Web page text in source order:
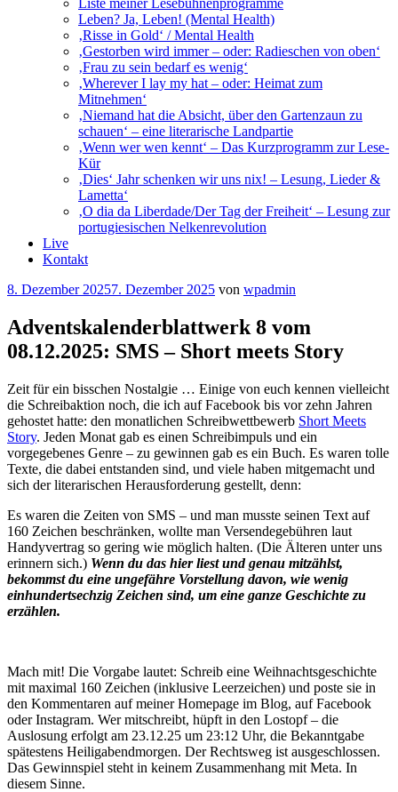
Liste meiner Lesebühnenprogramme
Leben? Ja, Leben! (Mental Health)
‚Risse in Gold‘ / Mental Health
‚Gestorben wird immer – oder: Radieschen von oben‘
‚Frau zu sein bedarf es wenig‘
‚Wherever I lay my hat – oder: Heimat zum
Mitnehmen‘
‚Niemand hat die Absicht, über den Gartenzaun zu
schauen‘ – eine literarische Landpartie
‚Wenn wer wen kennt‘ – Das Kurzprogramm zur Lese-
Kür
‚Dies‘ Jahr schenken wir uns nix! – Lesung, Lieder &
Lametta‘
‚O dia da Liberdade/Der Tag der Freiheit‘ – Lesung zur
portugiesischen Nelkenrevolution
Live
Kontakt
Veröffentlicht
8. Dezember 20257. Dezember 2025 von wpadmin
Adventskalenderblattwerk 8 vom
08.12.2025: SMS – Short meets Story
Zeit für ein bisschen Nostalgie … Einige von euch kennen vielleicht
die Schreibaktion noch, die ich auf Facebook bis vor zehn Jahren
gehostet hatte: den monatlichen Schreibwettbewerb Short Meets
Story. Jeden Monat gab es einen Schreibimpuls und ein
vorgegebenes Genre – zu gewinnen gab es ein Buch. Es waren tolle
Texte, die dabei entstanden sind, und viele haben mitgemacht und
sich der literarischen Herausforderung gestellt, denn:
Es waren die Zeiten von SMS – und man musste seinen Text auf
160 Zeichen beschränken, wollte man Versendegebühren laut
Handyvertrag so gering wie möglich halten. (Die Älteren unter uns
erinnern sich.) Wenn du das hier liest und genau mitzählst,
bekommst du eine ungefähre Vorstellung davon, wie wenig
einhundertsechzig Zeichen sind, um eine ganze Geschichte zu
erzählen.
Mach mit! Die Vorgabe lautet: Schreib eine Weihnachtsgeschichte
mit maximal 160 Zeichen (inklusive Leerzeichen) und poste sie in
den Kommentaren auf meiner Homepage im Blog, auf Facebook
oder Instagram. Wer mitschreibt, hüpft in den Lostopf – die
Auslosung erfolgt am 23.12.25 um 23:12 Uhr, die Bekanntgabe
spätestens Heiligabendmorgen. Der Rechtsweg ist ausgeschlossen.
Das Gewinnspiel steht in keinem Zusammenhang mit Meta. In
diesem Sinne.